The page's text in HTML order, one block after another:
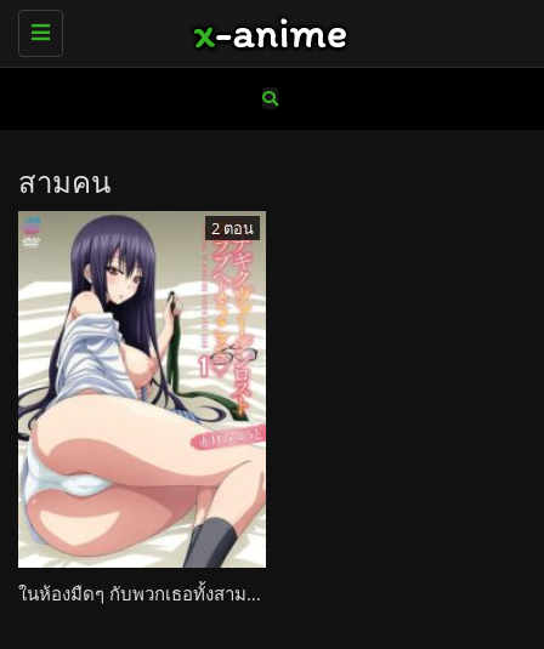
Toggle
navigation
สามคน
2 ตอน
ในห้องมืดๆ กับพวกเธอทั้งสามคน Hinagiku Virgin Lost Club e Youkoso